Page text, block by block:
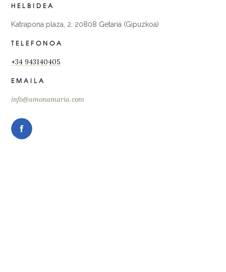
HELBIDEA
Katrapona plaza, 2. 20808 Getaria (Gipuzkoa)
TELEFONOA
+34 943140405
EMAILA
info@amonamaria.com